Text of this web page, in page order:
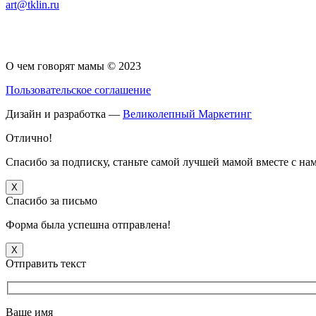
по
art@tklin.ru
О чем говорят мамы © 2023
Пользовательское соглашение
Дизайн и разработка — Великолепный Маркетинг
Отлично!
Спасибо за подписку, станьте самой лучшей мамой вместе с
X
Спасибо за письмо
Форма была успешна отправлена!
X
Отправить текст
Ваше имя